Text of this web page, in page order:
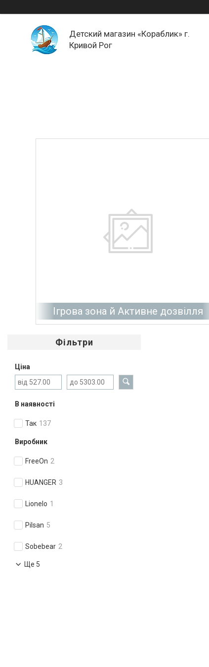
Детский магазин «Кораблик» г.
Кривой Рог
Ігрова зона й Активне дозвілля
Фільтри
Ціна
В наявності
Так 137
Виробник
FreeOn 2
HUANGER 3
Lionelo 1
Pilsan 5
Sobebear 2
Ще 5